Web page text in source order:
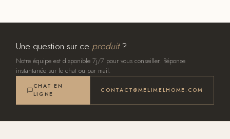
Une question sur ce produit?
Notre équipe est disponible 7j/7 pour vous conseiller. Réponse
instantanée sur le chat ou par mail.
CHAT EN
LIGNE
CONTACT@MELIMELHOME.COM